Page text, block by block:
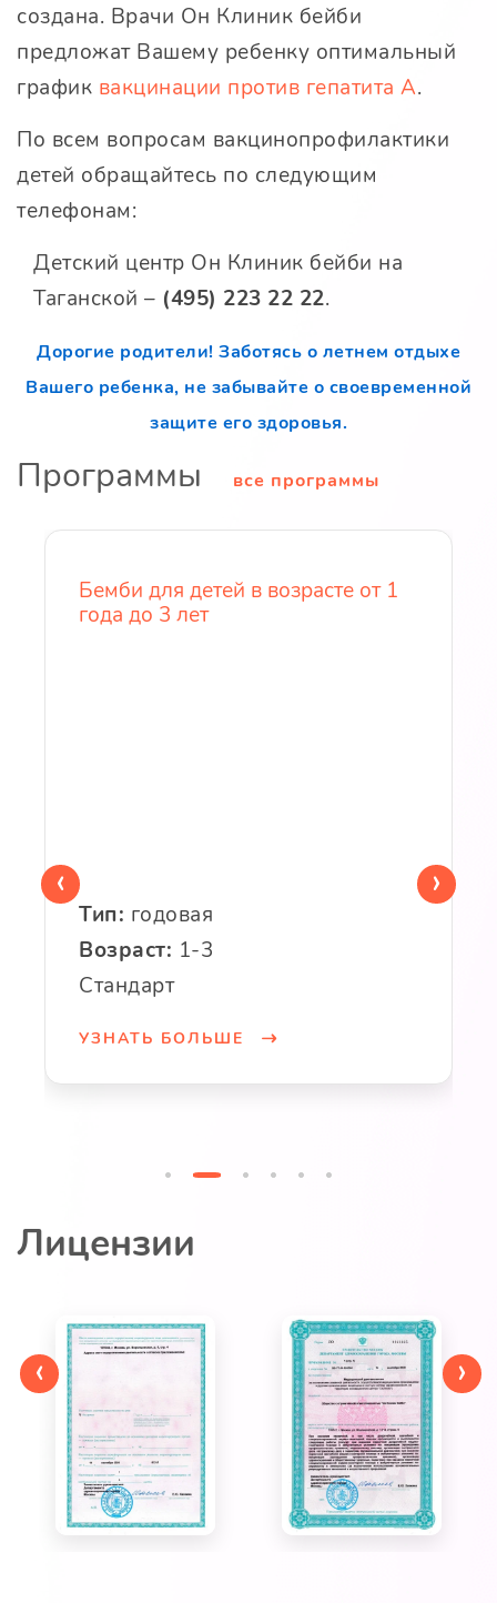
создана. Врачи Он Клиник бейби
предложат Вашему ребенку оптимальный
график вакцинации против гепатита А.
По всем вопросам вакцинопрофилактики
детей обращайтесь по следующим
телефонам:
Детский центр Он Клиник бейби на
Таганской – (495) 223 22 22.
Дорогие родители! Заботясь о летнем отдыхе
Вашего ребенка, не забывайте о своевременной
защите его здоровья.
Программы все программы
Бемби для детей в возрасте от 1
года до 3 лет
Тип: годовая
Возраст: 1-3
Стандарт
УЗНАТЬ БОЛЬШЕ
‹ ›
Лицензии
‹ ›